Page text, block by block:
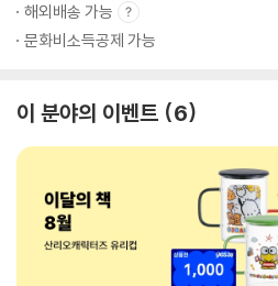
해외배송 가능
문화비소득공제 가능
이 분야의 이벤트 6